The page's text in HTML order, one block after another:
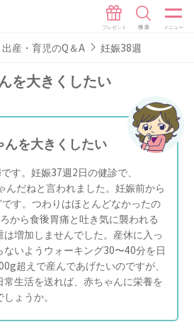
産・育児のQ＆A 妊娠38週
を大きくしたい
を大きくしたい
す。妊娠37週2日の健診で、
んだねと言われました。妊娠前から
す。つわりはほとんどなかったの
から食後胃痛と吐き気に襲われる
は増加しませんでした。産休に入っ
いようウォーキング30〜40分を日
超えで産んであげたいのですが、
常生活を送れば、赤ちゃんに栄養を
ょうか。